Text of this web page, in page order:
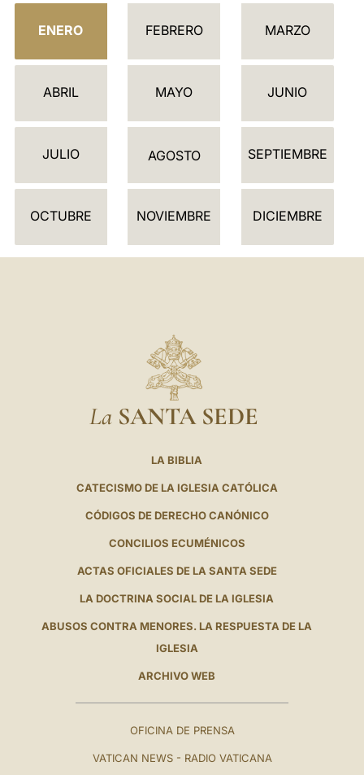
C
L
D
R
ENERO FEBRERO MARZO
ABRIL MAYO JUNIO
JULIO AGOSTO SEPTIEMBRE
OCTUBRE NOVIEMBRE DICIEMBRE
La SANTA SEDE
LA BIBLIA
CATECISMO DE LA IGLESIA CATÓLICA
CÓDIGOS DE DERECHO CANÓNICO
CONCILIOS ECUMÉNICOS
ACTAS OFICIALES DE LA SANTA SEDE
LA DOCTRINA SOCIAL DE LA IGLESIA
ABUSOS CONTRA MENORES. LA RESPUESTA DE LA
IGLESIA
ARCHIVO WEB
OFICINA DE PRENSA
VATICAN NEWS - RADIO VATICANA